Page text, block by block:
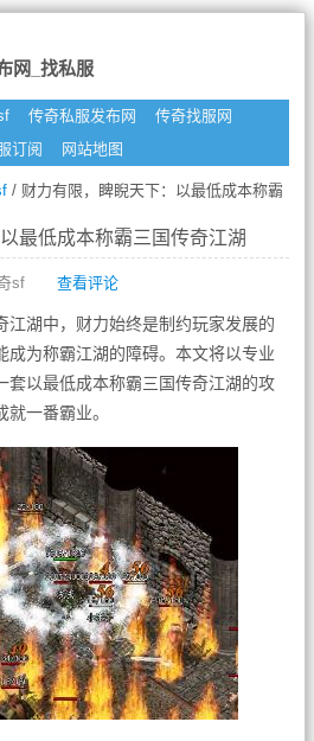
网_找私服
传奇私服发布网
传奇找服网
订阅 网站地图
/ 财力有限，睥睨天下：以最低成本称霸
最低成本称霸三国传奇江湖
sf 查看评论
江湖中，财力始终是制约玩家发展的
成为称霸江湖的障碍。本文将以专业
套以最低成本称霸三国传奇江湖的攻
一番霸业。